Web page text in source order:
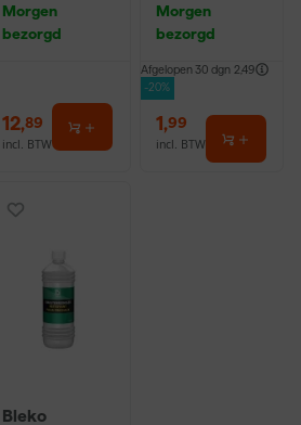
16
Morgen
bezorgd
12,89
incl. BTW
Morgen
bezorgd
Afgelopen 30 dgn 2,49
-20%
1,99
incl. BTW
Bleko